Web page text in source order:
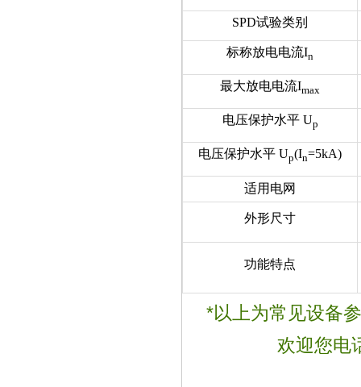
SPD试验类别
标称放电电流In
最大放电电流Imax
电压保护水平 Up
电压保护水平 Up(In=5kA)
适用电网
外形尺寸
功能特点
*以上为常见设备
欢迎您电